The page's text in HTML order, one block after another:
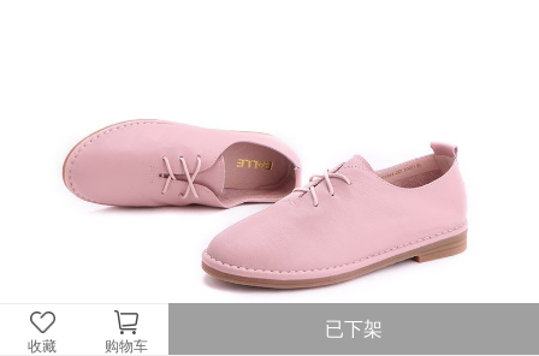
收藏 购物车
已下架